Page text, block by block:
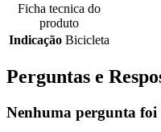
Ficha tecnica do
produto
Indicação Bicicleta
Perguntas e
Nenhuma pergunta